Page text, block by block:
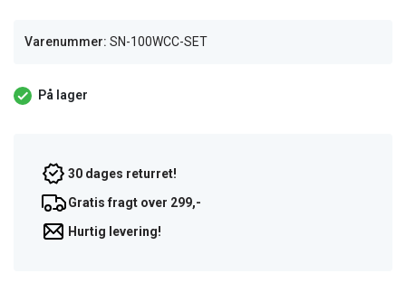
Varenummer: SN-100WCC-SET
På lager
30 dages returret!
Gratis fragt over 299,-
Hurtig levering!